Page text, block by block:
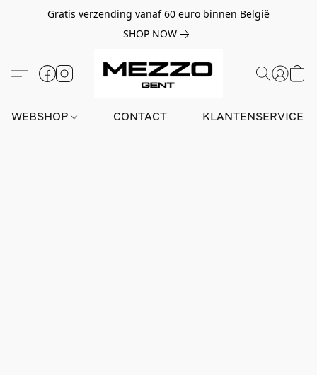
Gratis verzending vanaf 60 euro binnen België
SHOP NOW
WEBSHOP CONTACT KLANTENSERVICE